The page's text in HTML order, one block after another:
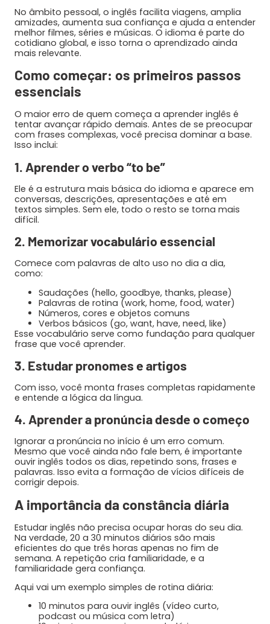
No âmbito pessoal, o inglês facilita viagens, amplia
amizades, aumenta sua confiança e ajuda a entender
melhor filmes, séries e músicas. O idioma é parte do
cotidiano global, e isso torna o aprendizado ainda
mais relevante.
Como começar: os primeiros passos
essenciais
O maior erro de quem começa a aprender inglês é
tentar avançar rápido demais. Antes de se preocupar
com frases complexas, você precisa dominar a base.
Isso inclui:
1. Aprender o verbo “to be”
Ele é a estrutura mais básica do idioma e aparece em
conversas, descrições, apresentações e até em
textos simples. Sem ele, todo o resto se torna mais
difícil.
2. Memorizar vocabulário essencial
Comece com palavras de alto uso no dia a dia,
como:
Saudações (hello, goodbye, thanks, please)
Palavras de rotina (work, home, food, water)
Números, cores e objetos comuns
Verbos básicos (go, want, have, need, like)
Esse vocabulário serve como fundação para qualquer
frase que você aprender.
3. Estudar pronomes e artigos
Com isso, você monta frases completas rapidamente
e entende a lógica da língua.
4. Aprender a pronúncia desde o começo
Ignorar a pronúncia no início é um erro comum.
Mesmo que você ainda não fale bem, é importante
ouvir inglês todos os dias, repetindo sons, frases e
palavras. Isso evita a formação de vícios difíceis de
corrigir depois.
A importância da constância diária
Estudar inglês não precisa ocupar horas do seu dia.
Na verdade, 20 a 30 minutos diários são mais
eficientes do que três horas apenas no fim de
semana. A repetição cria familiaridade, e a
familiaridade gera confiança.
Aqui vai um exemplo simples de rotina diária:
10 minutos para ouvir inglês (vídeo curto,
podcast ou música com letra)